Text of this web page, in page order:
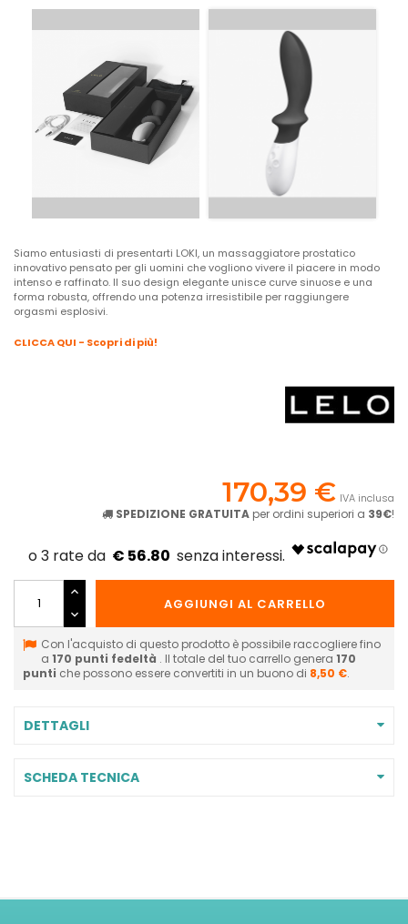
Siamo entusiasti di presentarti LOKI, un massaggiatore prostatico
innovativo pensato per gli uomini che vogliono vivere il piacere in modo
intenso e raffinato. Il suo design elegante unisce curve sinuose e una
forma robusta, offrendo una potenza irresistibile per raggiungere
orgasmi esplosivi.
CLICCA QUI - Scopri di più!
170,39 € IVA inclusa
SPEDIZIONE GRATUITA per ordini superiori a 39€!
€ 56.80
AGGIUNGI AL CARRELLO
Con l'acquisto di questo prodotto è possibile raccogliere fino
a 170 punti fedeltà . Il totale del tuo carrello genera 170
punti che possono essere convertiti in un buono di 8,50 €.
DETTAGLI
SCHEDA TECNICA